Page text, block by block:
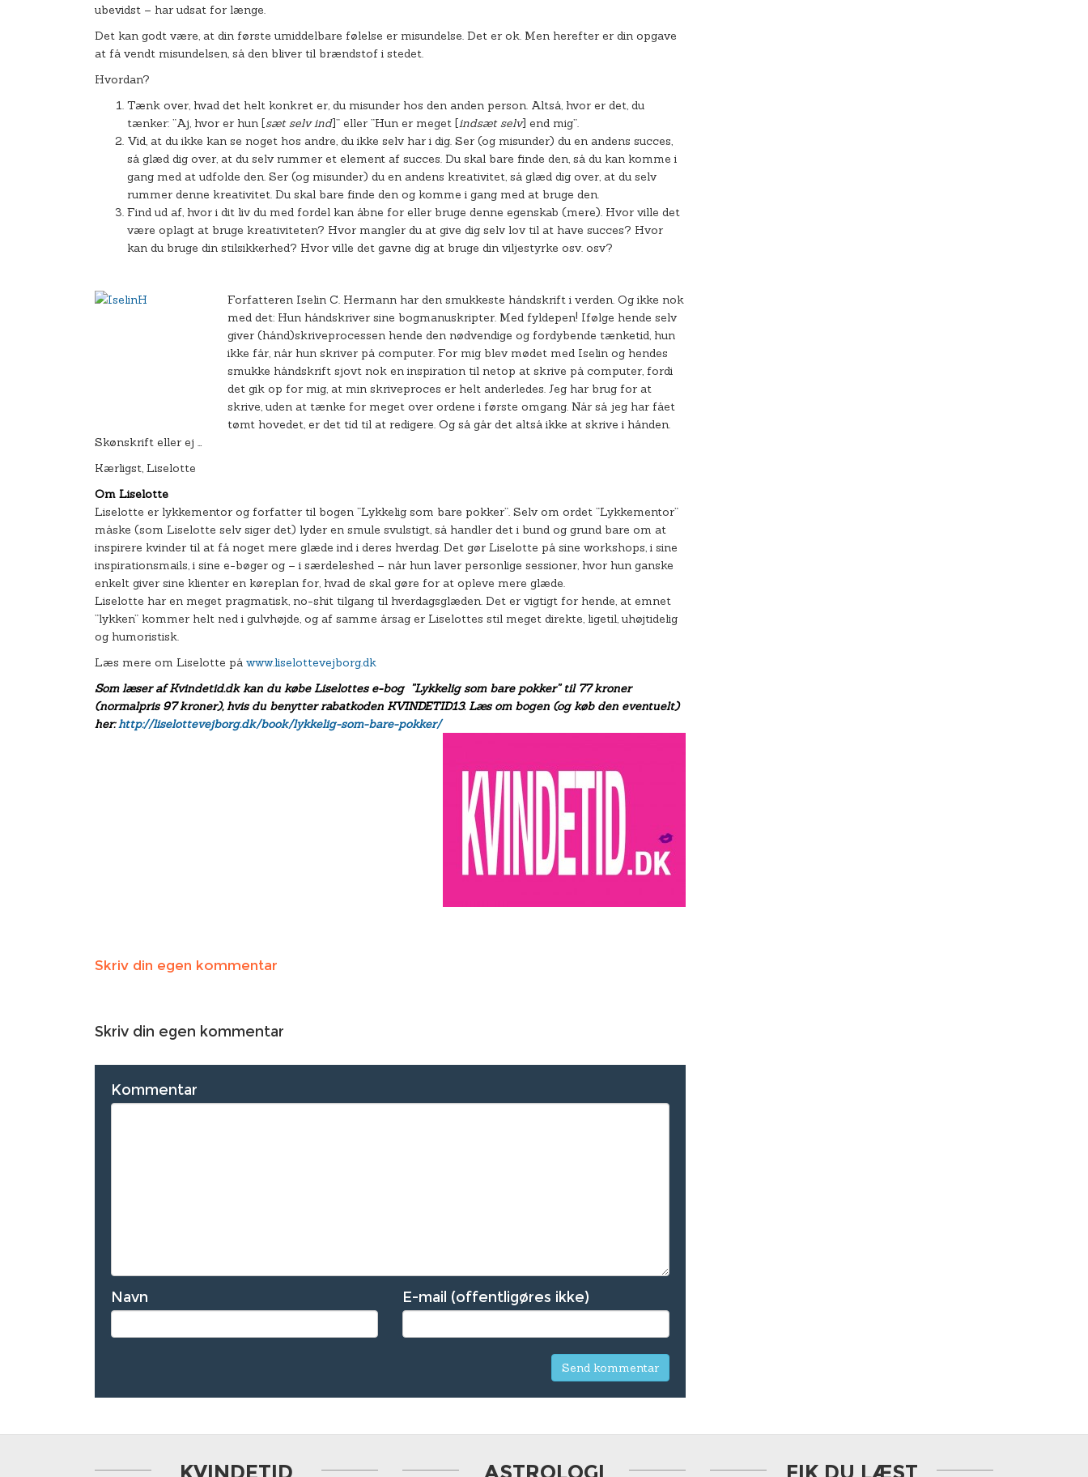
ubevidst – har udsat for længe.
Det kan godt være, at din første umiddelbare følelse er misundelse. Det er ok. Men herefter er din opgave
at få vendt misundelsen, så den bliver til brændstof i stedet.
Hvordan?
Tænk over, hvad det helt konkret er, du misunder hos den anden person. Altså, hvor er det, du
tænker: ”Aj, hvor er hun [sæt selv ind]” eller ”Hun er meget [indsæt selv] end mig”.
Vid, at du ikke kan se noget hos andre, du ikke selv har i dig. Ser (og misunder) du en andens succes,
så glæd dig over, at du selv rummer et element af succes. Du skal bare finde den, så du kan komme i
gang med at udfolde den. Ser (og misunder) du en andens kreativitet, så glæd dig over, at du selv
rummer denne kreativitet. Du skal bare finde den og komme i gang med at bruge den.
Find ud af, hvor i dit liv du med fordel kan åbne for eller bruge denne egenskab (mere). Hvor ville det
være oplagt at bruge kreativiteten? Hvor mangler du at give dig selv lov til at have succes? Hvor
kan du bruge din stilsikkerhed? Hvor ville det gavne dig at bruge din viljestyrke osv. osv?
Forfatteren Iselin C. Hermann har den smukkeste håndskrift i verden. Og ikke nok
med det: Hun håndskriver sine bogmanuskripter. Med fyldepen! Ifølge hende selv
giver (hånd)skriveprocessen hende den nødvendige og fordybende tænketid, hun
ikke får, når hun skriver på computer. For mig blev mødet med Iselin og hendes
smukke håndskrift sjovt nok en inspiration til netop at skrive på computer, fordi
det gik op for mig, at min skriveproces er helt anderledes. Jeg har brug for at
skrive, uden at tænke for meget over ordene i første omgang. Når så jeg har fået
tømt hovedet, er det tid til at redigere. Og så går det altså ikke at skrive i hånden.
Skønskrift eller ej …
Kærligst, Liselotte
Om Liselotte
Liselotte er lykkementor og forfatter til bogen ”Lykkelig som bare pokker”. Selv om ordet ”Lykkementor”
måske (som Liselotte selv siger det) lyder en smule svulstigt, så handler det i bund og grund bare om at
inspirere kvinder til at få noget mere glæde ind i deres hverdag. Det gør Liselotte på sine workshops, i sine
inspirationsmails, i sine e-bøger og – i særdeleshed – når hun laver personlige sessioner, hvor hun ganske
enkelt giver sine klienter en køreplan for, hvad de skal gøre for at opleve mere glæde.
Liselotte har en meget pragmatisk, no-shit tilgang til hverdagsglæden. Det er vigtigt for hende, at emnet
”lykken” kommer helt ned i gulvhøjde, og af samme årsag er Liselottes stil meget direkte, ligetil, uhøjtidelig
og humoristisk.
Læs mere om Liselotte på www.liselottevejborg.dk
Som læser af Kvindetid.dk kan du købe Liselottes e-bog ”Lykkelig som bare pokker” til 77 kroner
(normalpris 97 kroner), hvis du benytter rabatkoden KVINDETID13. Læs om bogen (og køb den eventuelt)
her:http://liselottevejborg.dk/book/lykkelig-som-bare-pokker/
Skriv din egen kommentar
Skriv din egen kommentar
Kommentar
Navn E-mail (offentligøres ikke)
KVINDETID ASTROLOGI FIK DU LÆST